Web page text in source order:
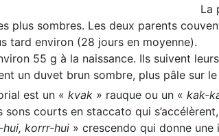
La
plus sombres. Les deux parents
tard environ (28 jours en moyenne).
55 g à la naissance. Ils suivent
un duvet brun sombre, plus pâle sur
est un « kvak » rauque ou un « kak-
sons courts en staccato qui
korrr-hui » crescendo qui donne une